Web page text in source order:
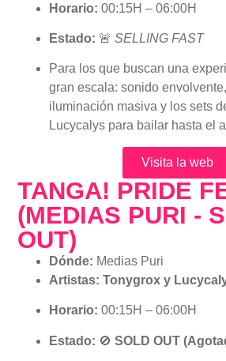
Horario: 00:15H – 06:00H
Estado: 🚨SELLING FAST
Para los que buscan una
gran escala: sonido
iluminación masiva y los sets
Lucycalys para bailar hasta el
Visita la web
TANGA! PRIDE
(MEDIAS PURI -
OUT)
Dónde: Medias Puri
Artistas: Tonygrox y
Horario: 00:15H – 06:00H
Estado: 🚫SOLD OUT